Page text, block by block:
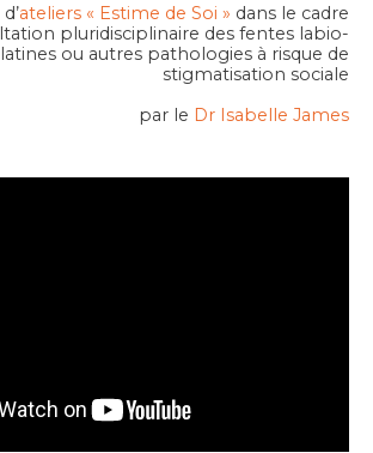
ateliers « Estime de Soi » dans le cadre
pluridisciplinaire des fentes labio-
ou autres pathologies à risque de
stigmatisation sociale
par le Dr Isabelle James